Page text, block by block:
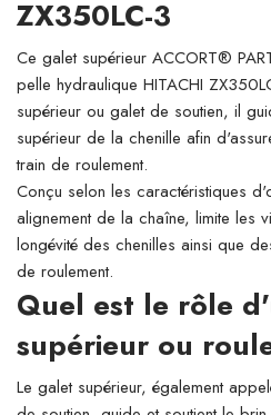
ZX350LC-3
Ce galet supérieur ACCORT®
pelle hydraulique HITACHI
supérieur ou galet de soutien, il
supérieur de la chenille afin
train de roulement.
Conçu selon les caractéristiques
alignement de la chaîne, limite les
longévité des chenilles ainsi que
de roulement.
Quel est le rôle
supérieur ou
Le galet supérieur, également